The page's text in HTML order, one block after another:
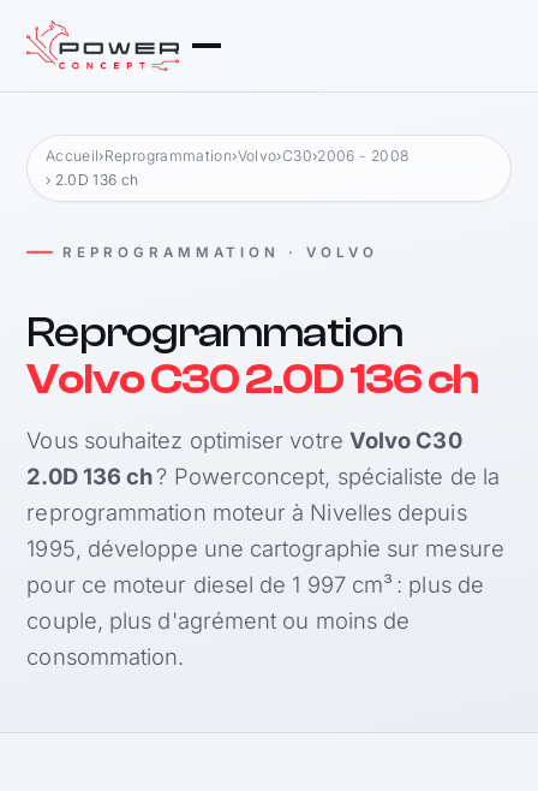
Accueil›Reprogrammation›Volvo›C30›2006 - 2008
› 2.0D 136 ch
REPROGRAMMATION · VOLVO
Reprogrammation
Volvo C30 2.0D 136 ch
Vous souhaitez optimiser votre Volvo C30
2.0D 136 ch? Powerconcept, spécialiste de la
reprogrammation moteur à Nivelles depuis
1995, développe une cartographie sur mesure
pour ce moteur diesel de 1 997 cm³ : plus de
couple, plus d'agrément ou moins de
consommation.